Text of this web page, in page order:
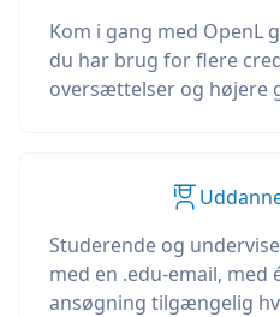
Kom i gang med OpenL
du har brug for flere
oversættelser og højere
Studerende og
med en .edu-email, med
ansøgning tilgængelig